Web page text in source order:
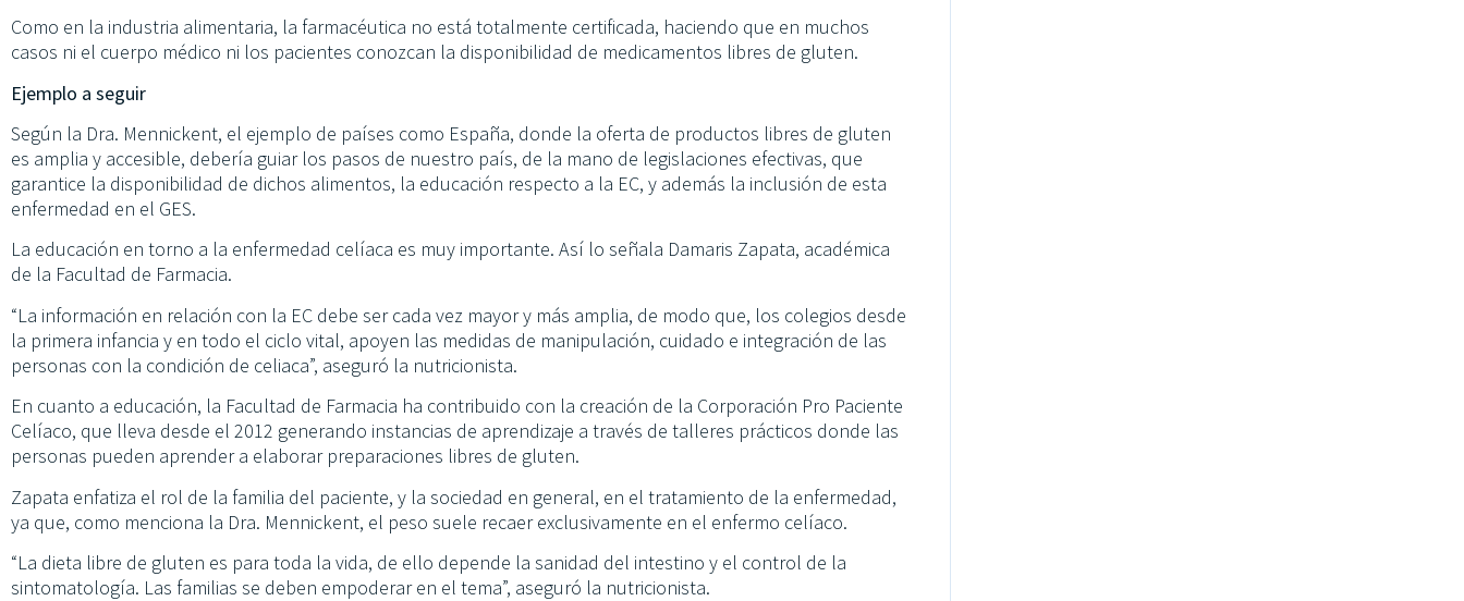
Como en la industria alimentaria, la farmacéutica no está totalmente certificada, haciendo que en muchos
casos ni el cuerpo médico ni los pacientes conozcan la disponibilidad de medicamentos libres de gluten.
Ejemplo a seguir
Según la Dra. Mennickent, el ejemplo de países como España, donde la oferta de productos libres de gluten
es amplia y accesible, debería guiar los pasos de nuestro país, de la mano de legislaciones efectivas, que
garantice la disponibilidad de dichos alimentos, la educación respecto a la EC, y además la inclusión de esta
enfermedad en el GES.
La educación en torno a la enfermedad celíaca es muy importante. Así lo señala Damaris Zapata, académica
de la Facultad de Farmacia.
“La información en relación con la EC debe ser cada vez mayor y más amplia, de modo que, los colegios desde
la primera infancia y en todo el ciclo vital, apoyen las medidas de manipulación, cuidado e integración de las
personas con la condición de celiaca”, aseguró la nutricionista.
En cuanto a educación, la Facultad de Farmacia ha contribuido con la creación de la Corporación Pro Paciente
Celíaco, que lleva desde el 2012 generando instancias de aprendizaje a través de talleres prácticos donde las
personas pueden aprender a elaborar preparaciones libres de gluten.
Zapata enfatiza el rol de la familia del paciente, y la sociedad en general, en el tratamiento de la enfermedad,
ya que, como menciona la Dra. Mennickent, el peso suele recaer exclusivamente en el enfermo celíaco.
“La dieta libre de gluten es para toda la vida, de ello depende la sanidad del intestino y el control de la
sintomatología. Las familias se deben empoderar en el tema”, aseguró la nutricionista.